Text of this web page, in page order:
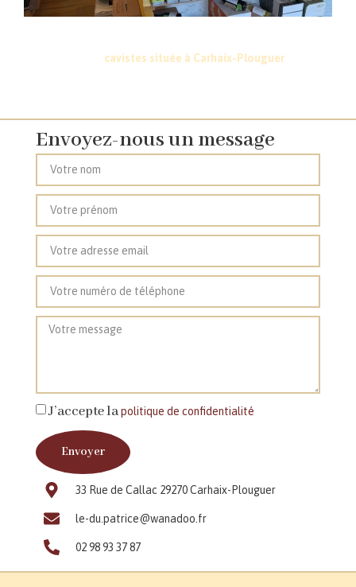
cavistes située à Carhaix-Plouguer
Envoyez-nous un message
J’accepte lapolitique de confidentialité
Envoyer
33 Rue de Callac 29270 Carhaix-Plouguer
le-du.patrice@wanadoo.fr
02 98 93 37 87